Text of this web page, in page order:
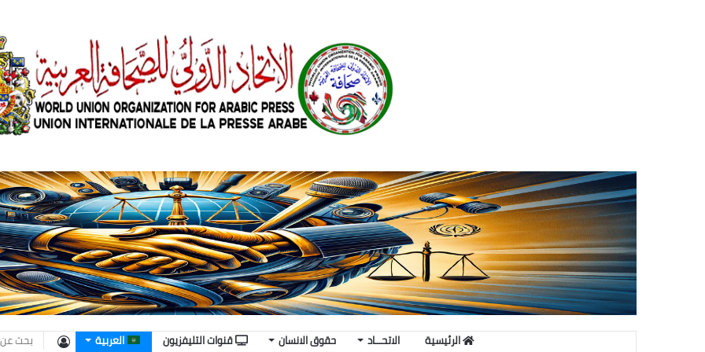
الرئيسية الاتحـــاد حقوق الانسان قنوات التليفزيون العربية
تسجيل